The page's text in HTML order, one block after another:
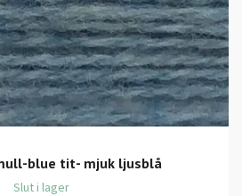
blue tit- mjuk ljusblå
Slut i lager